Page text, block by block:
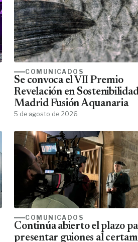
COMUNICADOS
Se convoca el VII Premio
Revelación en
Madrid Fusión Aquanaria
5 de agosto de 2026
COMUNICADOS
Continúa abierto el plazo
presentar guiones al